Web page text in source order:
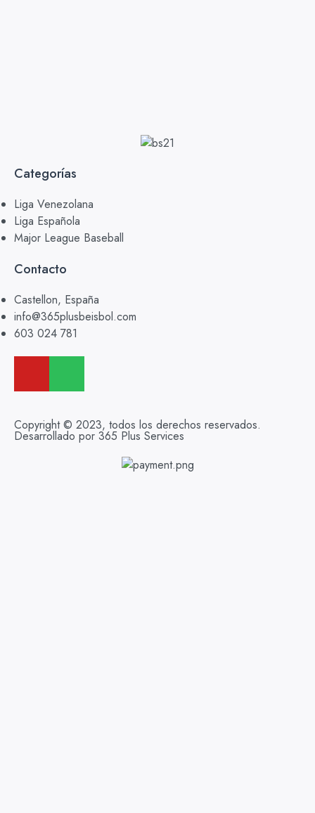
Categorías
Liga Venezolana
Liga Española
Major League Baseball
Contacto
Castellon, España
info@365plusbeisbol.com
603 024 781
Copyright © 2023, todos los derechos reservados.
Desarrollado por 365 Plus Services